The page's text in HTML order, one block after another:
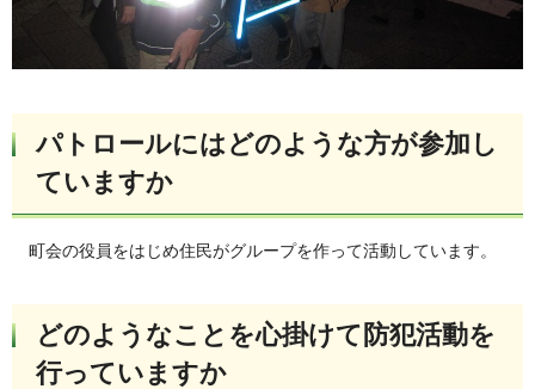
パトロールにはどのような方が参加し
ていますか
町会の役員をはじめ住民がグループを作って活動しています。
どのようなことを心掛けて防犯活動を
行っていますか